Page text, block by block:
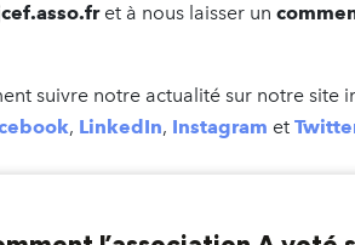
et à nous laisser un
suivre notre actualité sur notre site
, LinkedIn, Instagram et